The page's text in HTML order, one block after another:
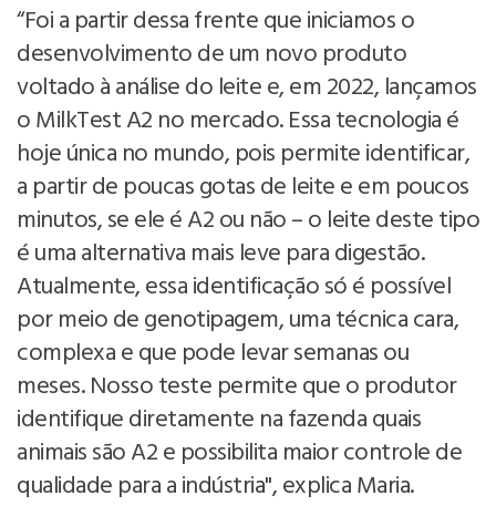
“Foi a partir dessa frente que iniciamos o
desenvolvimento de um novo produto
voltado à análise do leite e, em 2022, lançamos
o MilkTest A2 no mercado. Essa tecnologia é
hoje única no mundo, pois permite identificar,
a partir de poucas gotas de leite e em poucos
minutos, se ele é A2 ou não – o leite deste tipo
é uma alternativa mais leve para digestão.
Atualmente, essa identificação só é possível
por meio de genotipagem, uma técnica cara,
complexa e que pode levar semanas ou
meses. Nosso teste permite que o produtor
identifique diretamente na fazenda quais
animais são A2 e possibilita maior controle de
qualidade para a indústria", explica Maria.